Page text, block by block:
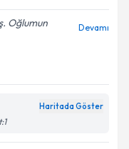
Oğlumun
Devamı
Haritada Göster